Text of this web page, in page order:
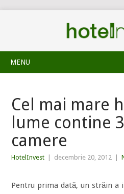
MENU
Cel mai mare
lume contine
camere
HotelInvest decembrie 20, 2012
Pentru prima dată, un străin a